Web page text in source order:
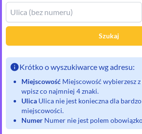
Szukaj
Krótko o wyszukiwarce wg adresu:
Miejscowość Miejscowość wybierzesz
wpisz co najmniej 4 znaki.
Ulica Ulica nie jest konieczna dla bardzo
miejscowości.
Numer Numer nie jest polem